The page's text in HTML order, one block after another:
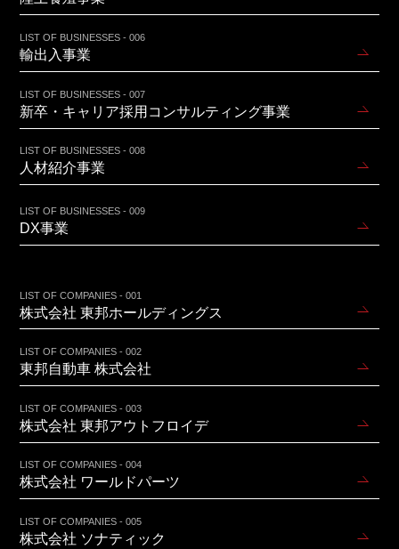
LIST OF BUSINESSES - 006
輸出入事業
LIST OF BUSINESSES - 007
新卒・キャリア採用コンサルティング事業
LIST OF BUSINESSES - 008
人材紹介事業
LIST OF BUSINESSES - 009
DX事業
LIST OF COMPANIES - 001
株式会社 東邦ホールディングス
LIST OF COMPANIES - 002
東邦自動車 株式会社
LIST OF COMPANIES - 003
株式会社 東邦アウトフロイデ
LIST OF COMPANIES - 004
株式会社 ワールドパーツ
LIST OF COMPANIES - 005
株式会社 ソナティック